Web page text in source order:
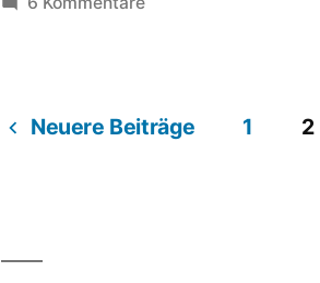
Rocker?
Neuere Beiträge 1 2